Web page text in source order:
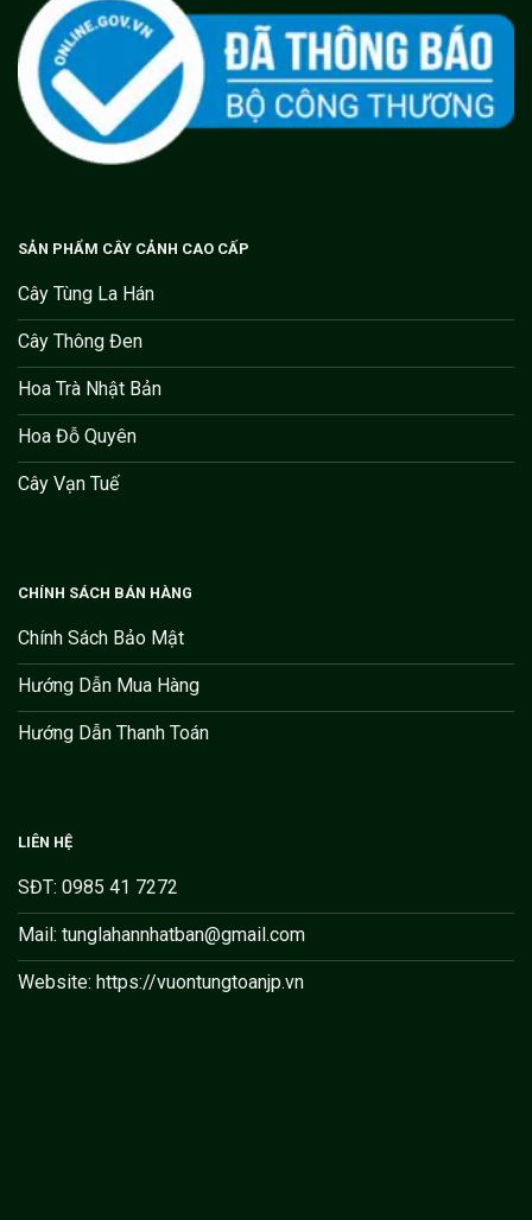
SẢN PHẨM CÂY CẢNH CAO CẤP
Cây Tùng La Hán
Cây Thông Đen
Hoa Trà Nhật Bản
Hoa Đỗ Quyên
Cây Vạn Tuế
CHÍNH SÁCH BÁN HÀNG
Chính Sách Bảo Mật
Hướng Dẫn Mua Hàng
Hướng Dẫn Thanh Toán
LIÊN HỆ
SĐT: 0985 41 7272
Mail: tunglahannhatban@gmail.com
Website: https://vuontungtoanjp.vn